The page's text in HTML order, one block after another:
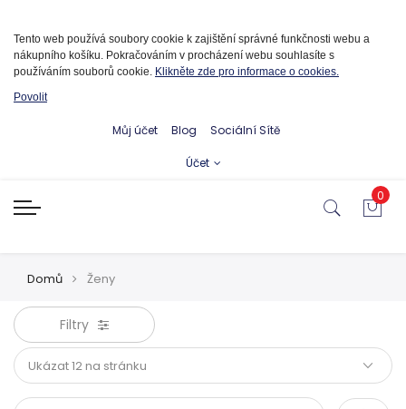
Tento web používá soubory cookie k zajištění správné funkčnosti webu a
nákupního košíku. Pokračováním v procházení webu souhlasíte s
používáním souborů cookie. Klikněte zde pro informace o cookies.
Povolit
Můj účet Blog Sociální Sítě
Účet
0
Domů Ženy
Filtry